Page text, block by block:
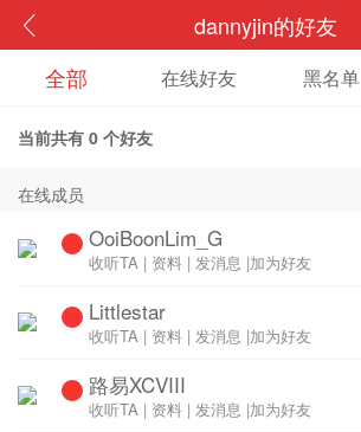
dannyjin的好友
全部 在线好友 黑名单
当前共有 0 个好友
在线成员
OoiBoonLim_G
收听TA | 资料 | 发消息 |加为好友
Littlestar
收听TA | 资料 | 发消息 |加为好友
路易XCVIII
收听TA | 资料 | 发消息 |加为好友